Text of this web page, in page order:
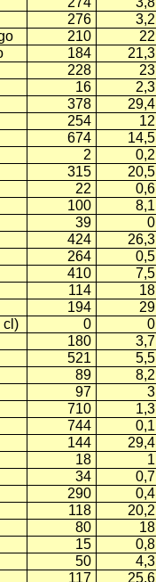
276
3,2
210
22
184
21,3
228
23
16
2,3
378
29,4
254
12
674
14,5
2
0,2
315
20,5
22
0,6
100
8,1
39
0
424
26,3
264
0,5
410
7,5
114
18
194
29
cl)
0
0
180
3,7
521
5,5
89
8,2
97
3
710
1,3
744
0,1
144
29,4
18
1
34
0,7
290
0,4
118
20,2
80
18
15
0,8
50
4,3
117 25,6